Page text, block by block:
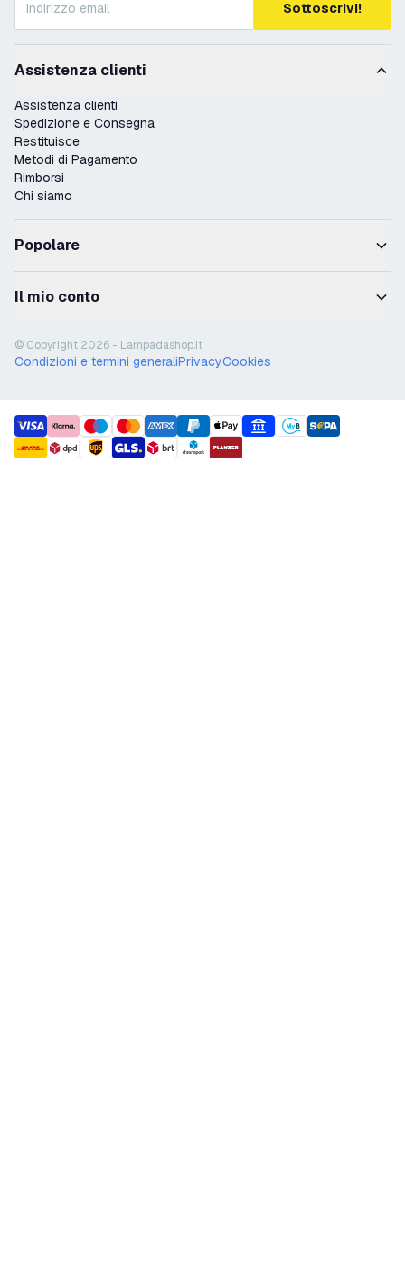
Sottoscrivi!
Assistenza clienti
Assistenza clienti
Spedizione e Consegna
Restituisce
Metodi di Pagamento
Rimborsi
Chi siamo
Popolare
Il mio conto
© Copyright 2026 - Lampadashop.it
Condizioni e termini generaliPrivacyCookies
payment methods
shipment methods